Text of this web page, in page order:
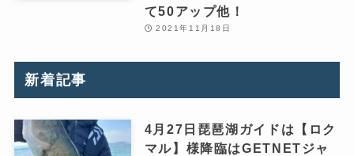
て50アップ他！
2021年11月18日
新着記事
4月27日琵琶湖ガイドは【ロク
マル】様降臨はGETNETジャ